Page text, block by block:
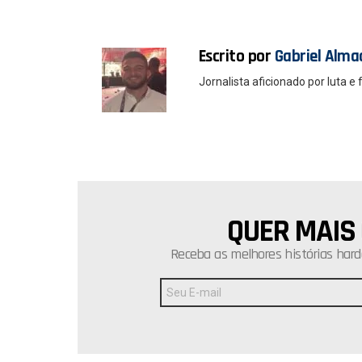
Escrito por Gabriel
Jornalista aficionado por luta e
QUER
Receba as melhores histórias
Endereço
de
E-